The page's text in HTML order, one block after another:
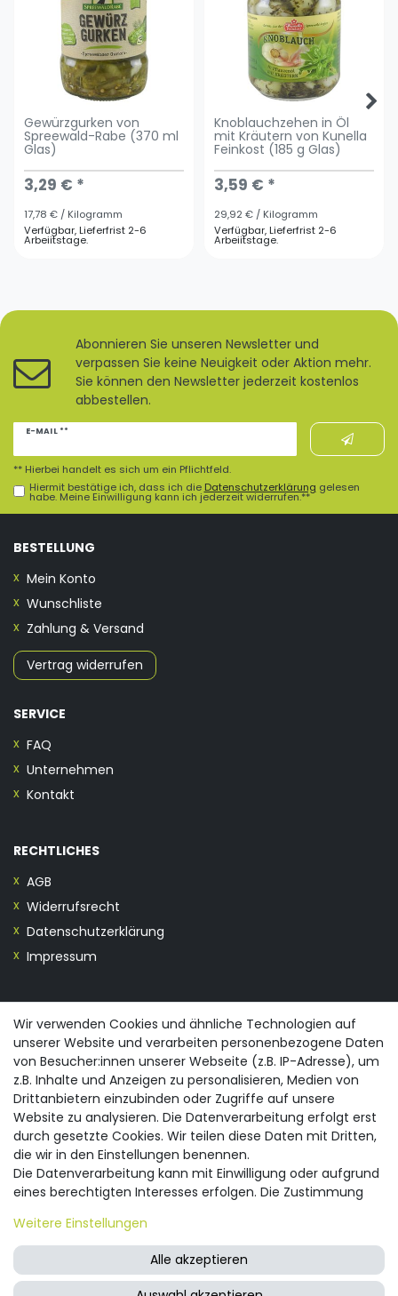
Gewürzgurken von
Spreewald-Rabe (370 ml
Glas)
3,29 € *
17,78 € / Kilogramm
Verfügbar, Lieferfrist 2-6
Arbeiitstage.
Knoblauchzehen in Öl
mit Kräutern von Kunella
Feinkost (185 g Glas)
3,59 € *
29,92 € / Kilogramm
Verfügbar, Lieferfrist 2-6
Arbeiitstage.
Abonnieren Sie unseren Newsletter und
verpassen Sie keine Neuigkeit oder Aktion mehr.
Sie können den Newsletter jederzeit kostenlos
abbestellen.
E-MAIL **
Newsletter
Hiermit bestätige ich, dass ich die Daten­schutz­erklärung gelesen
habe. Meine Einwilligung kann ich jederzeit widerrufen.**
** Hierbei handelt es sich um ein Pflichtfeld.
BESTELLUNG
Mein Konto
Wunschliste
Zahlung & Versand
Vertrag widerrufen
SERVICE
FAQ
Unternehmen
Kontakt
RECHTLICHES
AGB
Widerrufsrecht
Datenschutzerklärung
Impressum
0355/28913230
info@spreewald-praesente.de
Gubener Straße 19, 03042 Cottbus
© 2026 spreewald-praesente.de | Design by neoprisma
Wir verwenden Cookies und ähnliche Technologien auf
unserer Website und verarbeiten personenbezogene Daten
von Besucher:innen unserer Webseite (z.B. IP-Adresse), um
z.B. Inhalte und Anzeigen zu personalisieren, Medien von
Drittanbietern einzubinden oder Zugriffe auf unsere
Website zu analysieren. Die Datenverarbeitung erfolgt erst
durch gesetzte Cookies. Wir teilen diese Daten mit Dritten,
die wir in den Einstellungen benennen.
Die Datenverarbeitung kann mit Einwilligung oder aufgrund
eines berechtigten Interesses erfolgen. Die Zustimmung
nicht einzuwilligen und die Einwilligung zu einem späteren
Zeitpunkt zu ändern oder zu widerrufen. Beachten Sie unser
Impressum
und weitere Hinweise zur Verwendung
personenbezogener Daten in unsererDaten­schutz­
Weitere Einstellungen
Alle akzeptieren